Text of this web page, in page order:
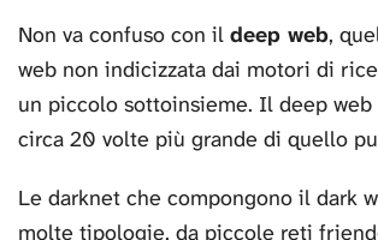
Non va confuso con il deep web,
web non indicizzata dai motori di
un piccolo sottoinsieme. Il deep web
circa 20 volte più grande di quello
Le darknet che compongono il dark
molte tipologie, da piccole reti